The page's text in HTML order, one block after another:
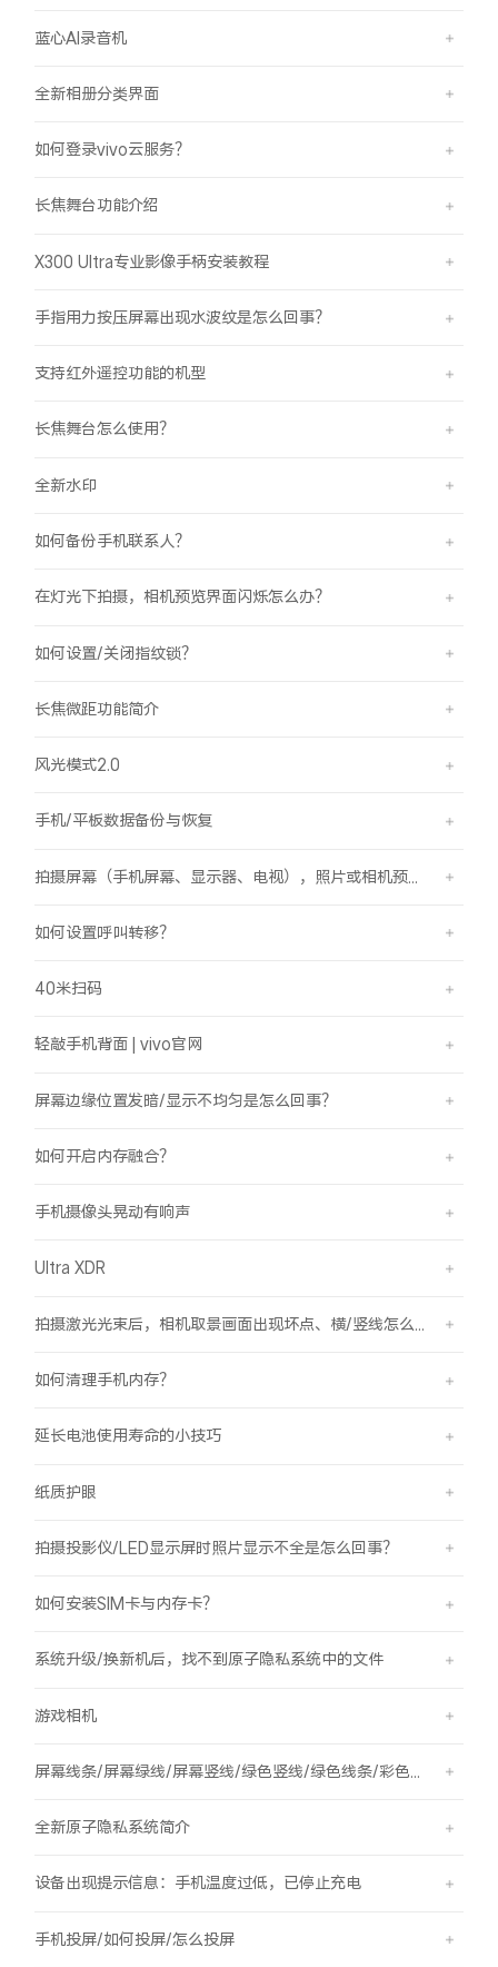
蓝心AI录音机
全新相册分类界面
如何登录vivo云服务？
长焦舞台功能介绍
X300 Ultra专业影像手柄安装教程
手指用力按压屏幕出现水波纹是怎么回事？
支持红外遥控功能的机型
长焦舞台怎么使用？
全新水印
如何备份手机联系人？
在灯光下拍摄，相机预览界面闪烁怎么办？
如何设置/关闭指纹锁？
长焦微距功能简介
风光模式2.0
手机/平板数据备份与恢复
如何设置呼叫转移？
40米扫码
轻敲手机背面 | vivo官网
屏幕边缘位置发暗/显示不均匀是怎么回事？
如何开启内存融合？
手机摄像头晃动有响声
Ultra XDR
如何清理手机内存？
延长电池使用寿命的小技巧
纸质护眼
拍摄投影仪/LED显示屏时照片显示不全是怎么回事？
如何安装SIM卡与内存卡？
系统升级/换新机后，找不到原子隐私系统中的文件
游戏相机
全新原子隐私系统简介
设备出现提示信息：手机温度过低，已停止充电
手机投屏/如何投屏/怎么投屏